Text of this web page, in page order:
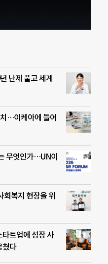
난제 풀고 세계
…이케아에 들어
무엇인가…UN이
복지 현장을 위
트업에 성장 사
쳤다